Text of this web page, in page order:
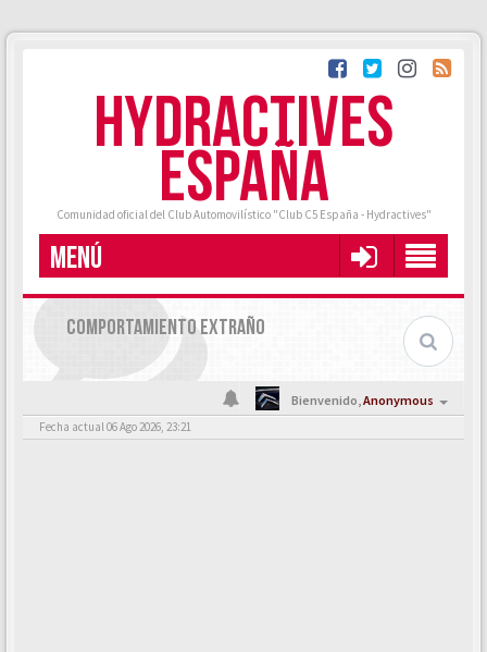
HYDRACTIVES
ESPAÑA
Comunidad oficial del Club Automovilístico "Club C5 España - Hydractives"
MENÚ
COMPORTAMIENTO EXTRAÑO
Bienvenido,Anonymous
Fecha actual 06 Ago 2026, 23:21